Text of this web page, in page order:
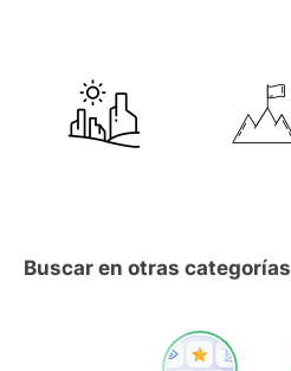
Buscar en otras categorías